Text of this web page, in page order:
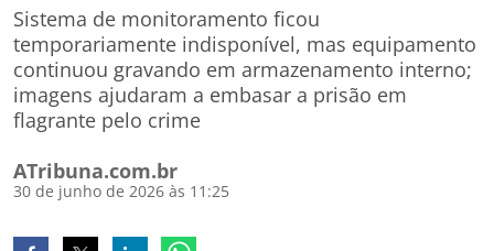
Sistema de monitoramento ficou
temporariamente indisponível, mas equipamento
continuou gravando em armazenamento interno;
imagens ajudaram a embasar a prisão em
flagrante pelo crime
ATribuna.com.br
30 de junho de 2026 às 11:25